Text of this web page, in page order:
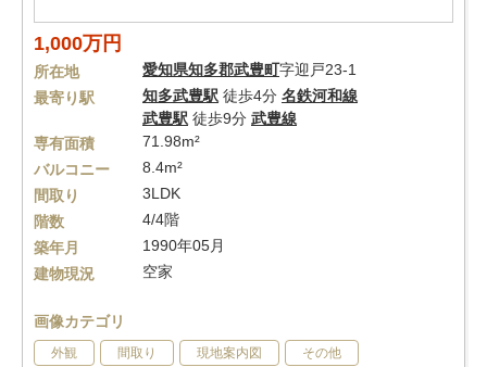
1,000万円
所在地 愛知県知多郡武豊町字迎戸23-1
最寄り駅
知多武豊駅 徒歩4分 名鉄河和線
武豊駅 徒歩9分 武豊線
専有面積
71.98m²
バルコニー
8.4m²
間取り
3LDK
階数
4/4階
築年月
1990年05月
建物現況
空家
画像カテゴリ
外観 間取り 現地案内図 その他